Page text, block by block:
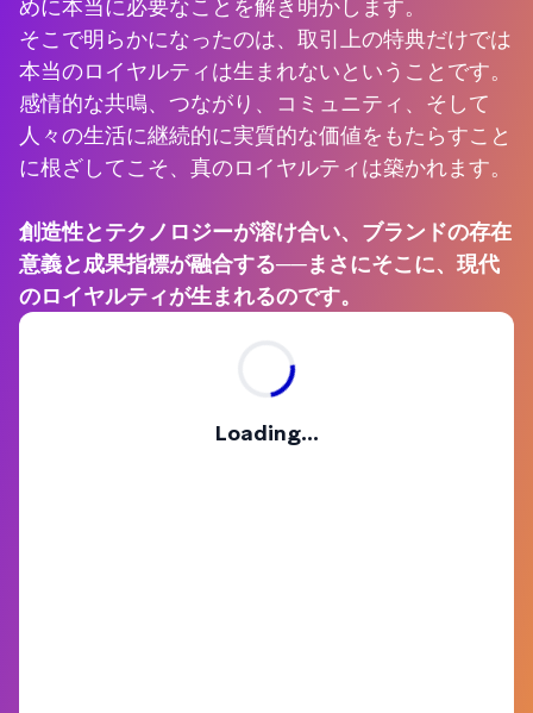
めに本当に必要なことを解き明かします。
そこで明らかになったのは、取引上の特典だけでは
本当のロイヤルティは生まれないということです。
感情的な共鳴、つながり、コミュニティ、そして
人々の生活に継続的に実質的な価値をもたらすこと
に根ざしてこそ、真のロイヤルティは築かれます。
創造性とテクノロジーが溶け合い、ブランドの存在
意義と成果指標が融合する──まさにそこに、現代
のロイヤルティが生まれるのです。
Loading...